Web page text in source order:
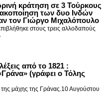
κράτηση σε 3 Τούρκους
των δυο Ινδών
τον Γιώργο Μιχαλόπουλο
στους τρεις αλλοδαπούς
από το 1821 :
(γράφει ο Τόλης
της μάχης της Γράνας.10 Αυγούστου